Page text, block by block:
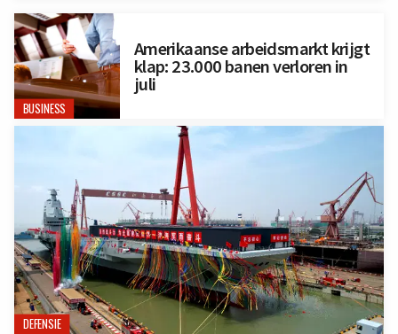
BUSINESS
Amerikaanse arbeidsmarkt krijgt
klap: 23.000 banen verloren in
juli
DEFENSIE